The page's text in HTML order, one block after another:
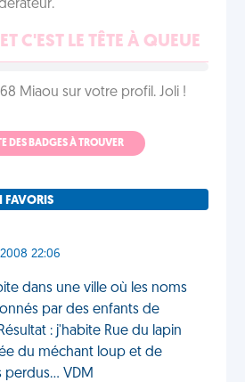
C'EST LE TÊTE À QUEUE
Miaou sur votre profil. Joli !
DES BADGES À TROUVER
FAVORIS
22:06
dans une ville où les noms
par des enfants de
: j'habite Rue du lapin
du méchant loup et de
perdus... VDM